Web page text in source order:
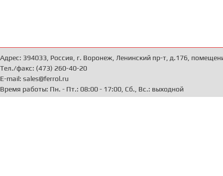
Адрес: 394033, Россия, г. Воронеж, Ленинский пр-т, д.176,
Тел./факс: (473) 260-40-20
E-mail: sales@ferrol.ru
Время работы: Пн. - Пт.: 08:00 - 17:00, Сб., Вс.: выходной